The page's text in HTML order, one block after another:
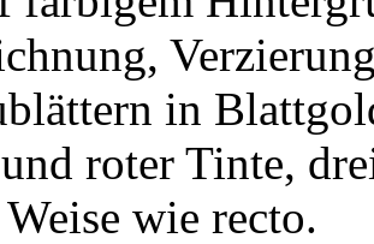
in
roter Tinte,
wie recto.